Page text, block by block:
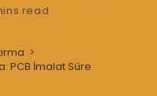
read
>
PCB İmalat Sürecinde DFM